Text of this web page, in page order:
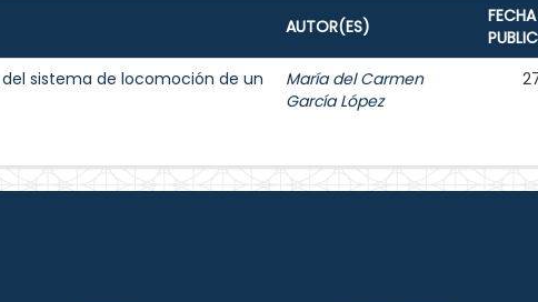
AUTOR(ES)
sistema de locomoción de un
María del Carmen
García López